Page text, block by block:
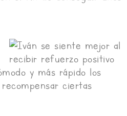
y más rápido los
ciertas